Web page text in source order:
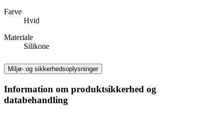
Farve
Hvid
Materiale
Silikone
Miljø- og sikkerhedsoplysninger
Information om produktsikkerhed og
databehandling